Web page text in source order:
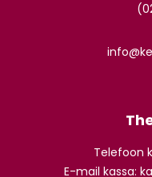
Telefoon
E-mail kassa: